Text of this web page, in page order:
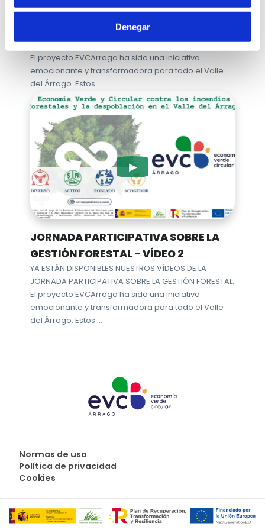
Denegar
YA ESTÁN DISPONIBLES NUESTROS VÍDEOS DE LA
JORNADA PARTICIPATIVA SOBRE LA GESTIÓN FORESTAL.
El proyecto EVCArrago ha sido una iniciativa
emocionante y transformadora para todo el Valle
del Árrago. Estos …
JORNADA PARTICIPATIVA SOBRE LA
GESTIÓN FORESTAL - VÍDEO 2
YA ESTÁN DISPONIBLES NUESTROS VÍDEOS DE LA
JORNADA PARTICIPATIVA SOBRE LA GESTIÓN FORESTAL.
El proyecto EVCArrago ha sido una iniciativa
emocionante y transformadora para todo el Valle
del Árrago. Estos …
Normas de uso
Política de privacidad
Cookies